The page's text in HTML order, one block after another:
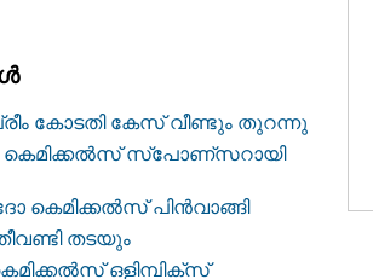
കോടതി കേസ്‌ വീണ്ടും തുറന്നു
കെമിക്കല്‍സ്‌ സ്പോണ്സറായി
കെമിക്കല്‍സ്‌ പിന്‍വാങ്ങി
തടയും
ഒളിമ്പിക്സ്‌